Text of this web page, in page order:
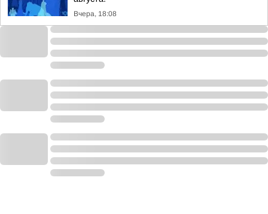
Вчера, 18:08